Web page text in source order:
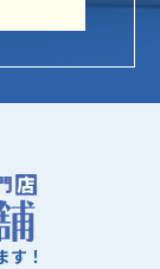
す！